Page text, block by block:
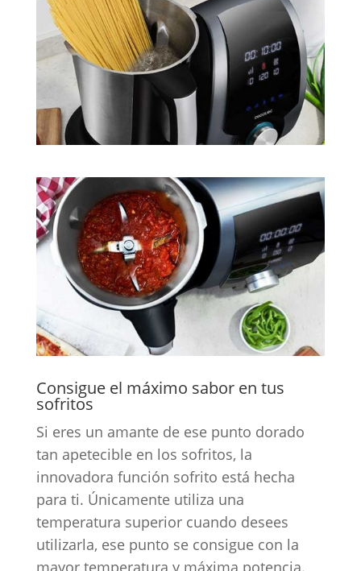
Consigue el máximo sabor en tus
sofritos
Si eres un amante de ese punto dorado
tan apetecible en los sofritos, la
innovadora función sofrito está hecha
para ti. Únicamente utiliza una
temperatura superior cuando desees
utilizarla, ese punto se consigue con la
mayor temperatura y máxima potencia.